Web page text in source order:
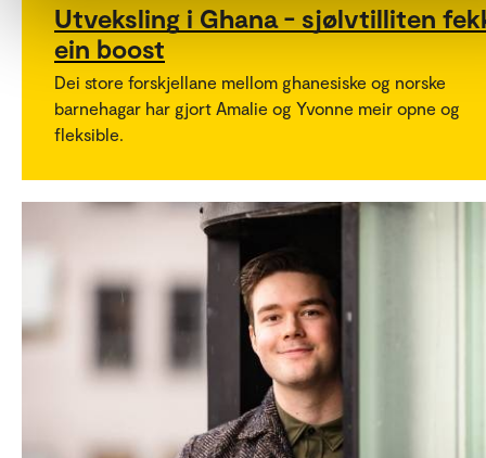
Utveksling i Ghana - sjølvtilliten
ein boost
Dei store forskjellane mellom ghanesiske og norske
barnehagar har gjort Amalie og Yvonne meir opne og
fleksible.